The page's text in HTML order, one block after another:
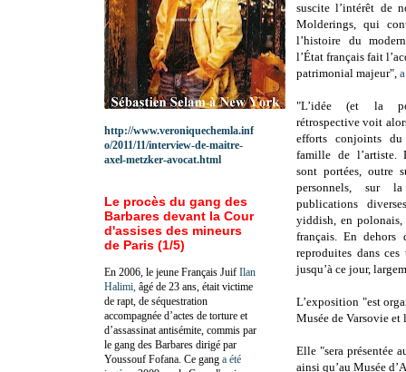
suscite l’intérêt de
Molderings, qui
l’histoire du
l’État français fait
patrimonial majeur",
"L’idée (et la
rétrospective voit
efforts conjoints
famille de l’artiste.
sont portées, outre
personnels, sur
publications
yiddish, en
français. En dehors
reproduites dans
jusqu’à ce jour,
L’exposition "est
Musée de Varsovie et
Elle "sera présentée
ainsi qu’au Musée
http://www.veroniquechemla.inf
o/2011/11/interview-de-maitre-
axel-metzker-avocat.html
Le procès du gang des
Barbares devant la Cour
d'assises des mineurs
de Paris (1/5)
En 2006, le jeune Français Juif Ilan
Halimi, âgé de 23 ans, était victime
de rapt, de séquestration
accompagnée d’actes de torture et
d’assassinat antisémite, commis par
le gang des Barbares dirigé par
Youssouf Fofana. Ce gang a été